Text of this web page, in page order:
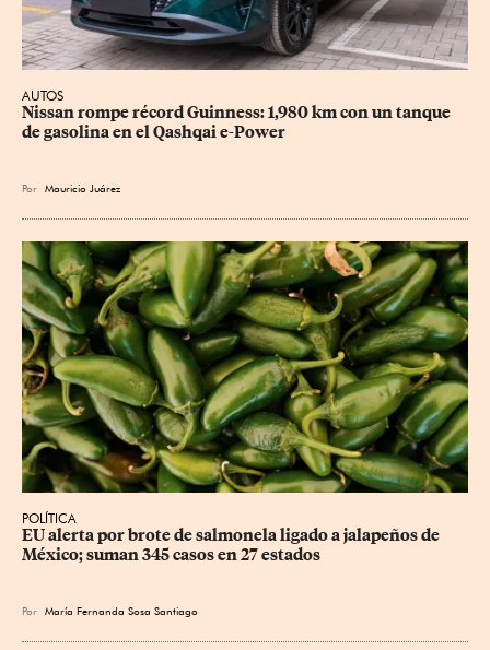
AUTOS
Nissan rompe récord Guinness: 1,980 km con un tanque
de gasolina en el Qashqai e-Power
Por Mauricio Juárez
POLÍTICA
EU alerta por brote de salmonela ligado a jalapeños de
México; suman 345 casos en 27 estados
Por María Fernanda Sosa Santiago